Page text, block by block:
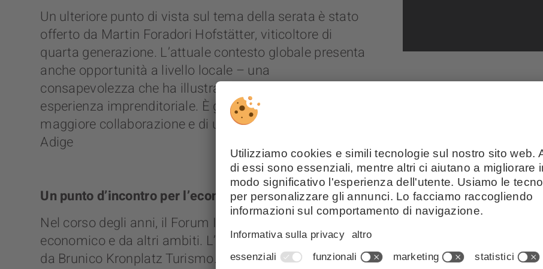
Un ulteriore punto di vista sul tema della serata è stato
offerto da Martin Foradori Hofstätter, viticoltore di
quarta generazione. L’attuale contesto globale presenta
anche opportunità a livello locale – una
consapevolezza che ha illustrato attraverso la propria
esperienza imprenditoriale. È giunto il momento di una
maggiore collaborazione e di un’azione comune in Alto
Adige
Un punto d’incontro per l’economia
Nel corso degli anni, il Forum Imprenditori è diventato un appuntamento fisso per
economico e da altri ambiti. L’incontro si è concluso con un momento di networking
da Brunico Kronplatz Turismo.